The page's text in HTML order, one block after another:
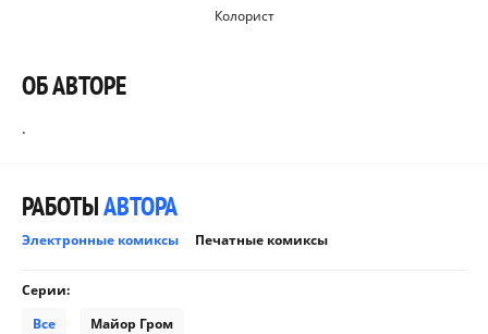
Колорист
ОБ АВТОРЕ
.
РАБОТЫАВТОРА
Электронные комиксы Печатные комиксы
Серии:
Все
Майор Гром